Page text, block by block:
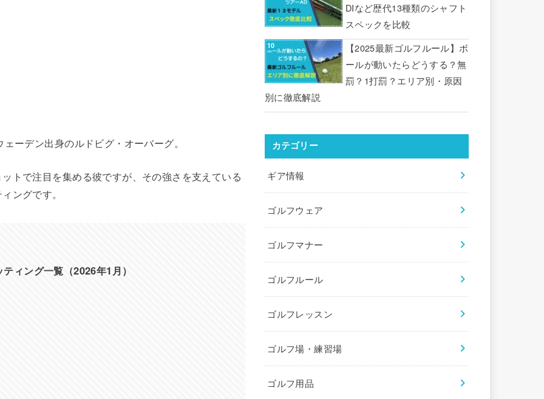
ーデン出身のルドビグ・オーバーグ。
トで注目を集める彼ですが、その強さを支えている
ングです。
ィング一覧（2026年1月）
DIなど歴代13種類のシャフト
スペックを比較
【2025最新ゴルフルール】ボ
ールが動いたらどうする？無
罰？1打罰？エリア別・原因
別に徹底解説
カテゴリー
ギア情報
ゴルフウェア
ゴルフマナー
ゴルフルール
ゴルフレッスン
ゴルフ場・練習場
ゴルフ用品